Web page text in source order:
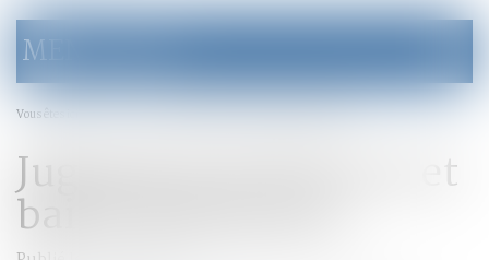
le
menu
MENU
Vous êtes ici :
Jugement de divorce et
bail d'habitation